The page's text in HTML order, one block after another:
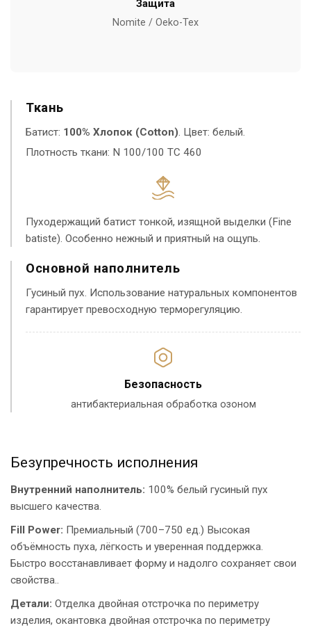
Защита
Nomite / Oeko-Tex
Ткань
Батист: 100% Хлопок (Cotton). Цвет: белый.
Плотность ткани: N 100/100 TC 460
Пуходержащий батист тонкой, изящной выделки (Fine
batiste). Особенно нежный и приятный на ощупь.
Основной наполнитель
Гусиный пух. Использование натуральных компонентов
гарантирует превосходную терморегуляцию.
Безопасность
антибактериальная обработка озоном
Безупречность исполнения
Внутренний наполнитель: 100% белый гусиный пух
высшего качества.
Fill Power: Премиальный (700–750 ед.) Высокая
объёмность пуха, лёгкость и уверенная поддержка.
Быстро восстанавливает форму и надолго сохраняет свои
свойства..
Детали: Отделка двойная отстрочка по периметру
изделия, окантовка двойная отстрочка по периметру